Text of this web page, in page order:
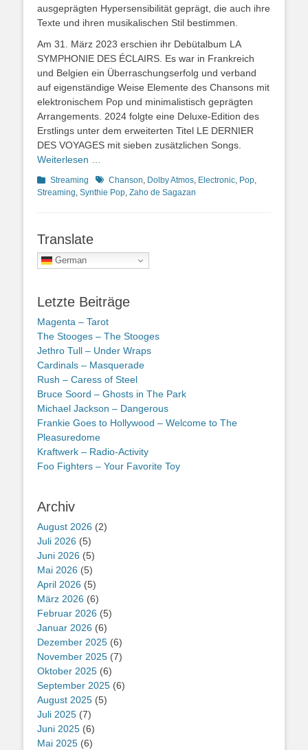
ausgeprägten Hypersensibilität geprägt, die auch ihre
Texte und ihren musikalischen Stil bestimmen.
Am 31. März 2023 erschien ihr Debütalbum LA
SYMPHONIE DES ÉCLAIRS. Es war in Frankreich
und Belgien ein Überraschungserfolg und verband
auf eigenständige Weise Elemente des Chansons mit
elektronischem Pop und minimalistisch geprägten
Arrangements. 2024 folgte eine Deluxe-Edition des
Erstlings unter dem erweiterten Titel LE DERNIER
DES VOYAGES mit sieben zusätzlichen Songs.
Weiterlesen …
Kategorien
Streaming Schlagworte
Chanson Dolby Atmos Electronic Pop
Streaming Synthie Pop Zaho de Sagazan
Translate
German
Letzte Beiträge
Magenta – Tarot
The Stooges – The Stooges
Jethro Tull – Under Wraps
Cardinals – Masquerade
Rush – Caress of Steel
Bruce Soord – Ghosts in The Park
Michael Jackson – Dangerous
Frankie Goes to Hollywood – Welcome to The
Pleasuredome
Kraftwerk – Radio-Activity
Foo Fighters – Your Favorite Toy
Archiv
August 2026 (2)
Juli 2026 (5)
Juni 2026 (5)
Mai 2026 (5)
April 2026 (5)
März 2026 (6)
Februar 2026 (5)
Januar 2026 (6)
Dezember 2025 (6)
November 2025 (7)
Oktober 2025 (6)
September 2025 (6)
August 2025 (5)
Juli 2025 (7)
Juni 2025 (6)
Mai 2025 (6)